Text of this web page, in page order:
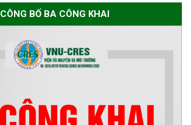
Thông báo chương trình học
bổng Nagao tại Việt Nam năm
ban chuyên môn đánh giá hồ
sơ chuyên môn cho các thí sinh
CÔNG BỐ BA CÔNG KHAI